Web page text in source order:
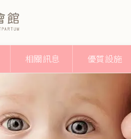
相關訊息 優質設施